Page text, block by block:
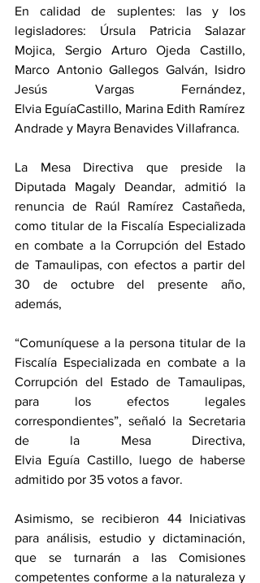
En calidad de suplentes: las y los
legisladores: Úrsula Patricia Salazar
Mojica, Sergio Arturo Ojeda Castillo,
Marco Antonio Gallegos Galván, Isidro
Jesús Vargas Fernández,
Elvia EguíaCastillo, Marina Edith Ramírez
Andrade y Mayra Benavides Villafranca.
La Mesa Directiva que preside la
Diputada Magaly Deandar, admitió la
renuncia de Raúl Ramírez Castañeda,
como titular de la Fiscalía Especializada
en combate a la Corrupción del Estado
de Tamaulipas, con efectos a partir del
30 de octubre del presente año,
además,
“Comuníquese a la persona titular de la
Fiscalía Especializada en combate a la
Corrupción del Estado de Tamaulipas,
para los efectos legales
correspondientes”, señaló la Secretaria
de la Mesa Directiva,
Elvia Eguía Castillo, luego de haberse
admitido por 35 votos a favor.
Asimismo, se recibieron 44 Iniciativas
para análisis, estudio y dictaminación,
que se turnarán a las Comisiones
competentes conforme a la naturaleza y